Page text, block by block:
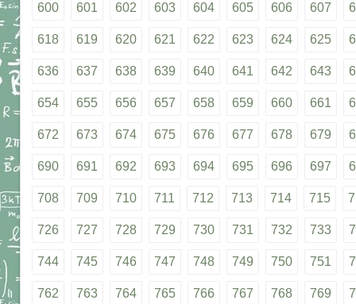
600 601 602 603 604 605 606 607
618 619 620 621 622 623 624 625
636 637 638 639 640 641 642 643
654 655 656 657 658 659 660 661
672 673 674 675 676 677 678 679
690 691 692 693 694 695 696 697
708 709 710 711 712 713 714 715
726 727 728 729 730 731 732 733
744 745 746 747 748 749 750 751
762 763 764 765 766 767 768 769